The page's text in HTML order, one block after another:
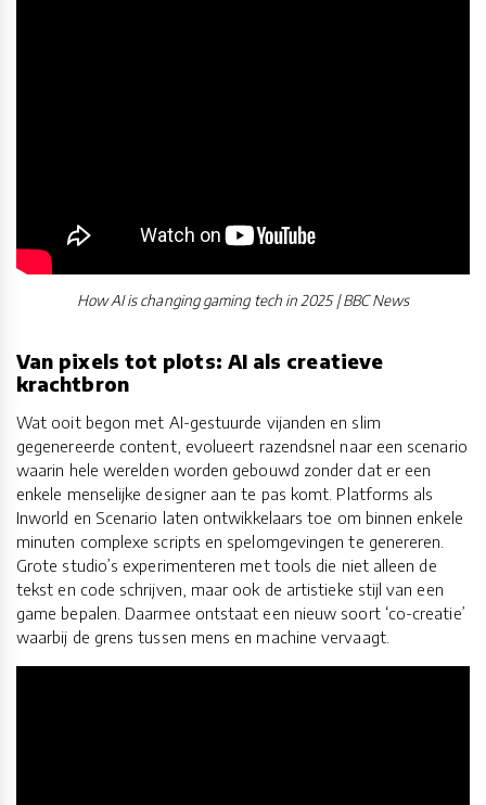
How AI is changing gaming tech in 2025 | BBC News
Van pixels tot plots: AI als creatieve
krachtbron
Wat ooit begon met AI-gestuurde vijanden en slim
gegenereerde content, evolueert razendsnel naar een scenario
waarin hele werelden worden gebouwd zonder dat er een
enkele menselijke designer aan te pas komt. Platforms als
Inworld en Scenario laten ontwikkelaars toe om binnen enkele
minuten complexe scripts en spelomgevingen te genereren.
Grote studio’s experimenteren met tools die niet alleen de
tekst en code schrijven, maar ook de artistieke stijl van een
game bepalen. Daarmee ontstaat een nieuw soort ‘co-creatie’
waarbij de grens tussen mens en machine vervaagt.